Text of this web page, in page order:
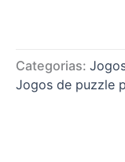
Categorias:
Jogos de puzzle